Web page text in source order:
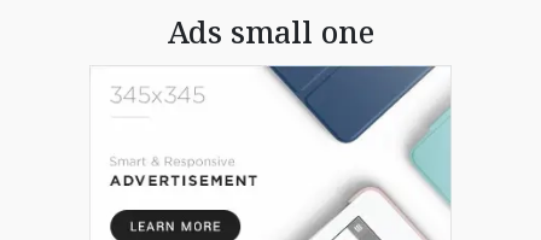
Ads small one